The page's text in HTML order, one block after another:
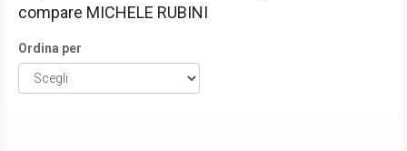
compare MICHELE RUBINI
Ordina per